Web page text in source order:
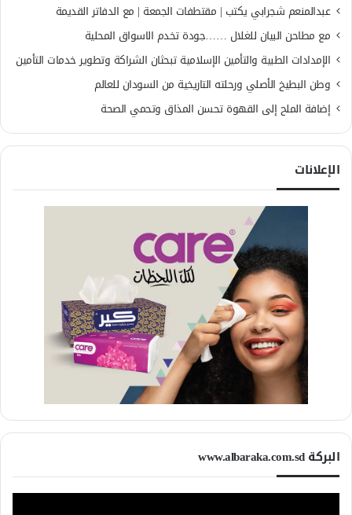
عبدالمنعم شجرابي يكتب | مقتطفات الجمعة | مع الدفاتر القديمة
مع مطاحن البيان للغلال ……جودة تخدم الاسواق المحلية
الإمدادات الطبية والتأمين الإسلامية تبحثان الشراكة وتطوير خدمات التأمين
وطن البطيخ الأصلي ورحلته التاريخية من السودان للعالم
إضافة الملح إلى القهوة تحسن المذاق وتحمي الصحة
الإعلانات
البركة www.albaraka.com.sd